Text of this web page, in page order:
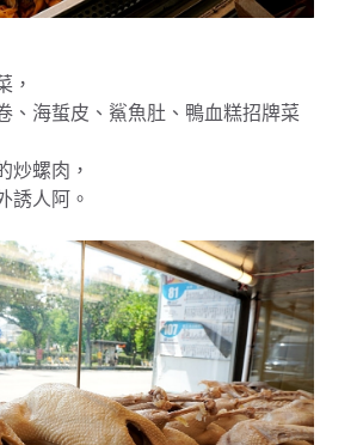
，
、海蜇皮、鯊魚肚、鴨血糕招牌菜
炒螺肉，
誘人阿。